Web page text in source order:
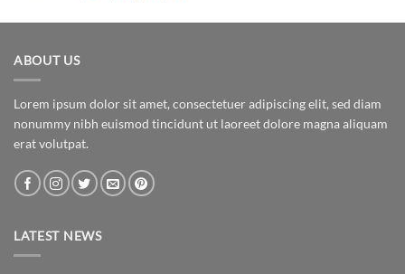
was:
is:
ABOUT US
Lorem ipsum dolor sit amet, consectetuer adipiscing elit, sed diam
nonummy nibh euismod tincidunt ut laoreet dolore magna aliquam
erat volutpat.
LATEST NEWS